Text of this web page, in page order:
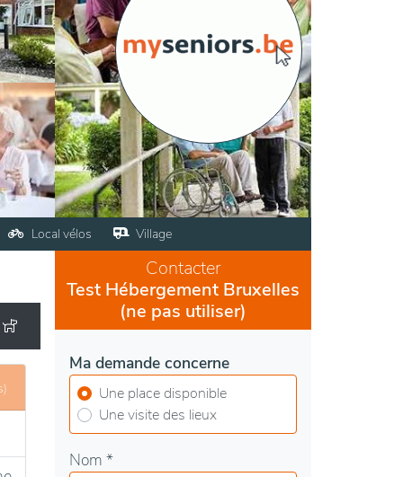
Local vélos Village
Contacter
Test Hébergement Bruxelles
(ne pas utiliser)
Ma demande concerne
Une place disponible
Une visite des lieux
Nom *